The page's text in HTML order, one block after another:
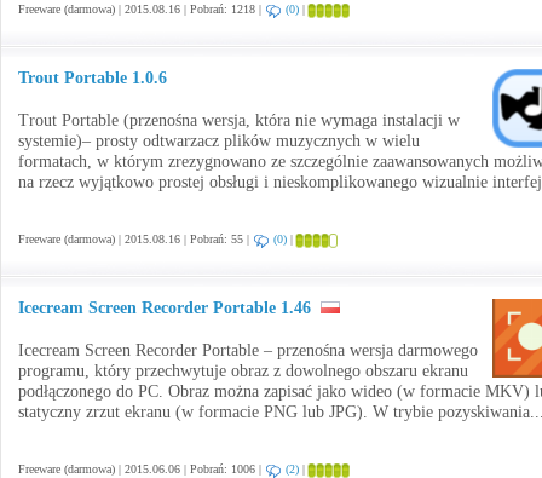
Freeware (darmowa) | 2015.08.16 | Pobrań: 1218 | (0) |
Trout Portable 1.0.6
Trout Portable (przenośna wersja, która nie wymaga instalacji w
systemie)– prosty odtwarzacz plików muzycznych w wielu
formatach, w którym zrezygnowano ze szczególnie zaawansowanych
na rzecz wyjątkowo prostej obsługi i nieskomplikowanego wizualnie
Freeware (darmowa) | 2015.08.16 | Pobrań: 55 | (0) |
Icecream Screen Recorder Portable 1.46
Icecream Screen Recorder Portable – przenośna wersja darmowego
programu, który przechwytuje obraz z dowolnego obszaru ekranu
podłączonego do PC. Obraz można zapisać jako wideo (w formacie MKV)
statyczny zrzut ekranu (w formacie PNG lub JPG). W trybie
Freeware (darmowa) | 2015.06.06 | Pobrań: 1006 | (2) |